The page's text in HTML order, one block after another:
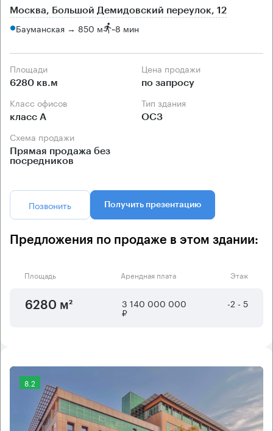
Москва, Большой Демидовский переулок, 12
Бауманская → 850 м ~8 мин
Площади
6280 кв.м
Цена продажи
по запросу
Класс офисов
класс А
Тип здания
ОСЗ
Схема продажи
Прямая продажа без
посредников
Позвонить Получить презентацию
Предложения по продаже в этом здании:
Площадь Арендная плата Этаж
6280 м² 3 140 000 000
₽
-2 - 5
8.2